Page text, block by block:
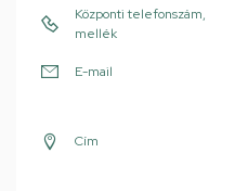
Központi telefonszám,
mellék
E-mail
Cím